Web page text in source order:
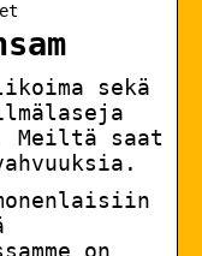
sekä
Meiltä saat
on